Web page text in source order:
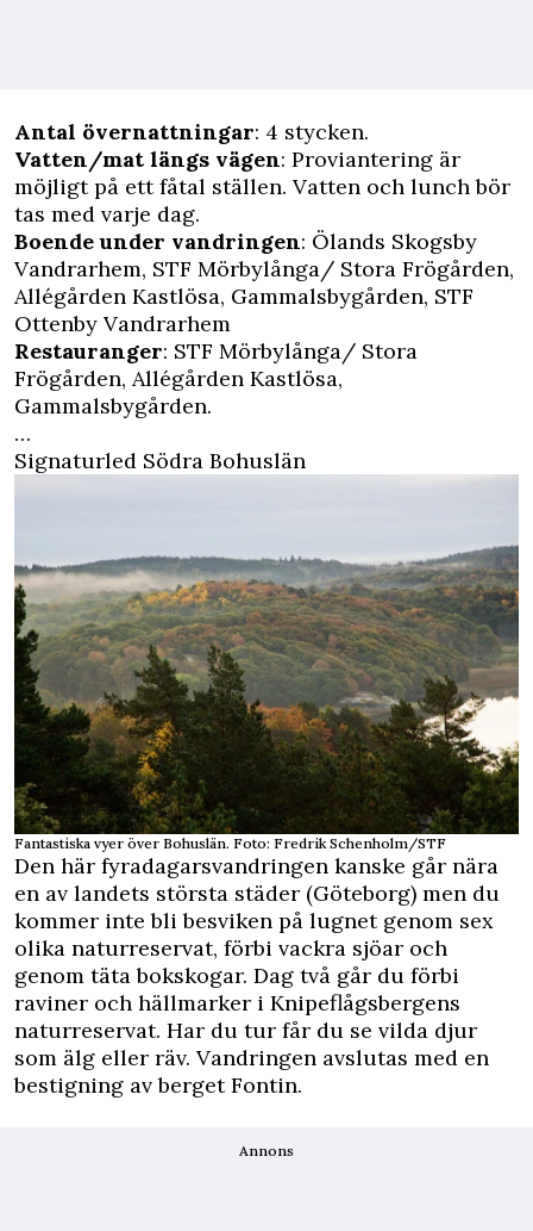
Antal övernattningar: 4 stycken.
Vatten/mat längs vägen: Proviantering är
möjligt på ett fåtal ställen. Vatten och lunch bör
tas med varje dag.
Boende under vandringen: Ölands Skogsby
Vandrarhem, STF Mörbylånga/ Stora Frögården,
Allégården Kastlösa, Gammalsbygården, STF
Ottenby Vandrarhem
Restauranger: STF Mörbylånga/ Stora
Frögården, Allégården Kastlösa,
Gammalsbygården.
…
Signaturled Södra Bohuslän
Fantastiska vyer över Bohuslän. Foto: Fredrik Schenholm/STF
Den här fyradagarsvandringen kanske går nära
en av landets största städer (Göteborg) men du
kommer inte bli besviken på lugnet genom sex
olika naturreservat, förbi vackra sjöar och
genom täta bokskogar. Dag två går du förbi
raviner och hällmarker i Knipeflågsbergens
naturreservat. Har du tur får du se vilda djur
som älg eller räv. Vandringen avslutas med en
bestigning av berget Fontin.
Annons